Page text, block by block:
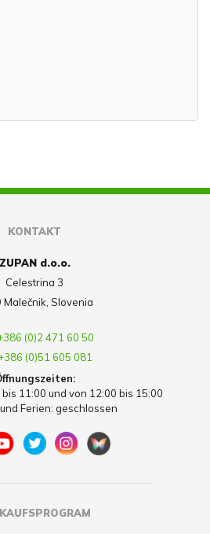
KONTAKT
ZUPAN d.o.o.
Celestrina 3
Malečnik, Slovenia
(0)2 471 60 50
(0)51 605 081
11:00 und von 12:00 bis 15:00
Ferien: geschlossen